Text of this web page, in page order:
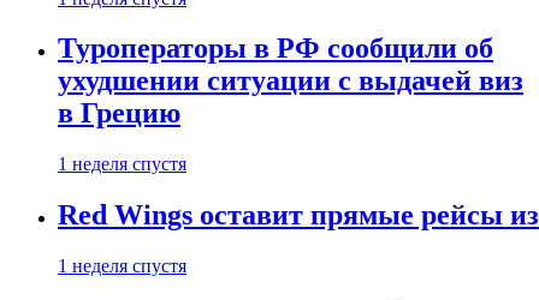
Туроператоры в РФ сообщили об
ухудшении ситуации с выдачей виз
в Грецию
1 неделя спустя
Red Wings оставит прямые рейсы
1 неделя спустя